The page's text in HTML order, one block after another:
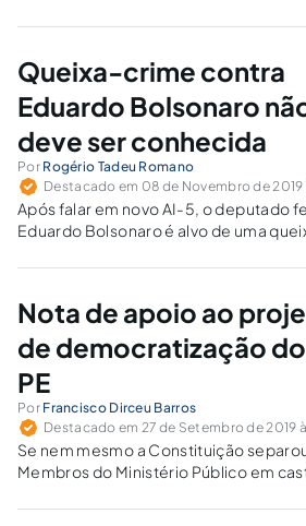
origem do Ministério Público (MP),
embrionária na Antiguidade, mais
especificamente no Antigo Egito, na
Magiaí...
Queixa-crime contra
Eduardo Bolsonaro
deve ser conhecida
Por Rogério Tadeu Romano
Destacado em 08 de Novembro de 2019
Após falar em novo AI-5, o deputado
Eduardo Bolsonaro é alvo de uma
buscam a condenação do deputado
improbidade administrativa.
Nota de apoio ao
de democratização
PE
Por Francisco Dirceu Barros
Destacado em 27 de Setembro de 2019
Se nem mesmo a Constituição
Membros do Ministério Público em
8.625/93? Entende-se que a EC 45/